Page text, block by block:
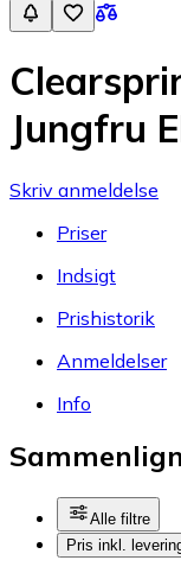
Jungfru
Skriv anmeldelse
Priser
Indsigt
Prishistorik
Anmeldelser
Info
Alle filtre
Pris inkl.